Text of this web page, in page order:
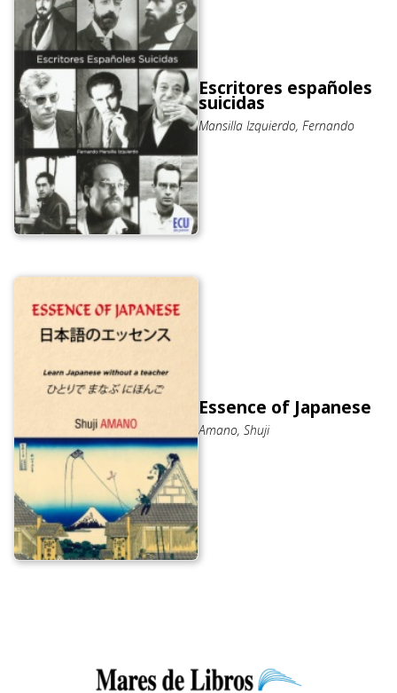
Escritores españoles
suicidas
Mansilla Izquierdo, Fernando
Essence of Japanese
Amano, Shuji